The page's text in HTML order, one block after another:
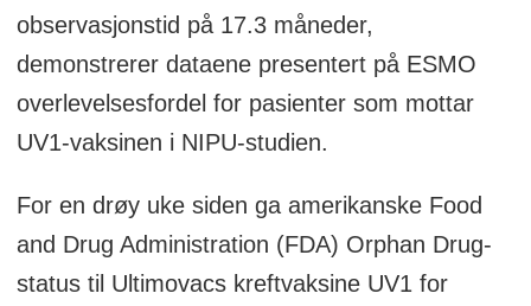
observasjonstid på 17.3 måneder,
demonstrerer dataene presentert på ESMO
overlevelsesfordel for pasienter som mottar
UV1-vaksinen i NIPU-studien.
For en drøy uke siden ga amerikanske Food
and Drug Administration (FDA) Orphan Drug-
status til Ultimovacs kreftvaksine UV1 for